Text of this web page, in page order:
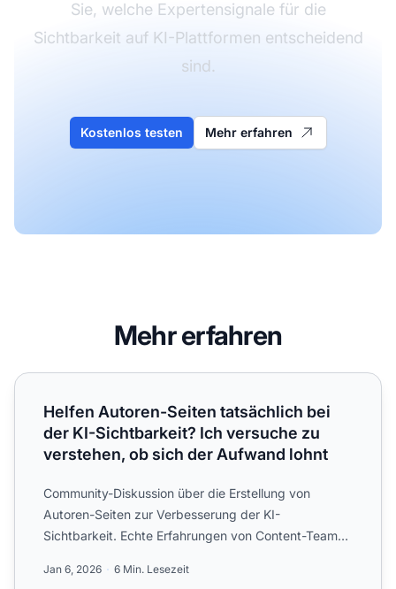
Sie, welche Expertensignale für die
Sichtbarkeit auf KI-Plattformen entscheidend
sind.
Kostenlos testen Mehr erfahren
Mehr erfahren
Helfen Autoren-Seiten tatsächlich bei der KI-
Helfen Autoren-Seiten tatsächlich bei
der KI-Sichtbarkeit? Ich versuche zu
verstehen, ob sich der Aufwand lohnt
Community-Diskussion über die Erstellung von
Autoren-Seiten zur Verbesserung der KI-
Sichtbarkeit. Echte Erfahrungen von Content-Teams
Jan 6, 2026 6 Min. Lesezeit